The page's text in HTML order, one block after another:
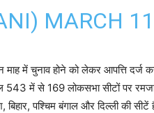
MARCH
माह में चुनाव होने को लेकर आपत्ति
में से 169 लोकसभा सीटों पर
पश्चिम बंगाल और दिल्ली की सीटें